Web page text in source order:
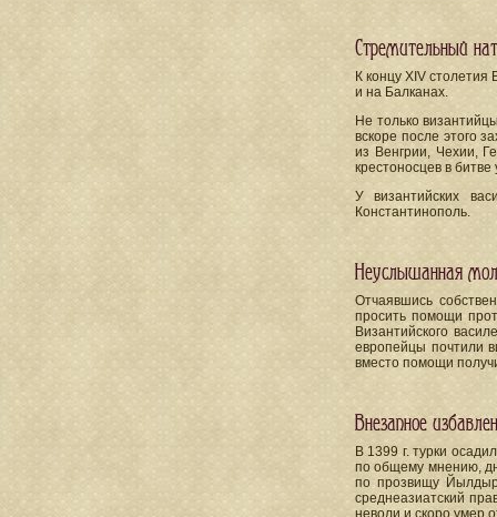
Стремительный
К концу XIV
и на Балканах.
Не только
вскоре после этого
из Венгрии, Чехии,
крестоносцев в
У византийских
Константинополь.
Неуслышанная
Отчаявшись
просить помощи
Византийского
европейцы почтили
вместо помощи
Внезапное
В 1399 г. турки
по общему мнению,
по прозвищу
среднеазиатский
неволи и скоро умер